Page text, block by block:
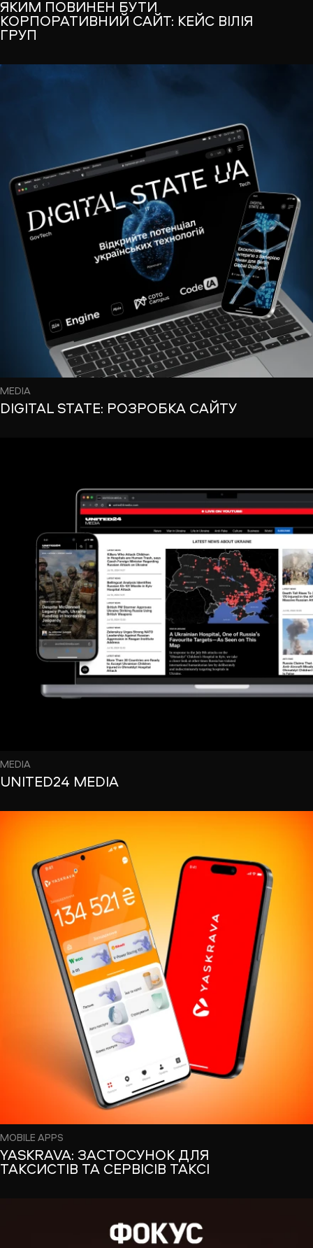
ЯКИМ ПОВИНЕН БУТИ
КОРПОРАТИВНИЙ САЙТ: КЕЙС ВІЛІЯ
ГРУП
MEDIA
DIGITAL STATE: РОЗРОБКА САЙТУ
MEDIA
UNITED24 MEDIA
MOBILE APPS
YASKRAVA: ЗАСТОСУНОК ДЛЯ
ТАКСИСТІВ ТА СЕРВІСІВ ТАКСІ